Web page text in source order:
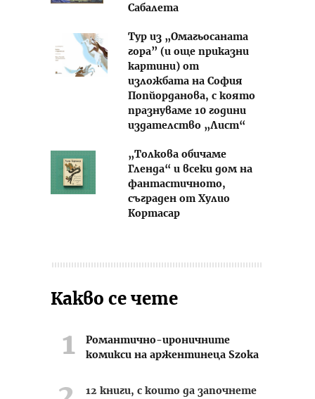
Сабалета
Тур из „Омагьосаната
гора” (и още приказни
картини) от
изложбата на София
Попйорданова, с която
празнуваме 10 години
издателство „Лист“
„Толкова обичаме
Гленда“ и всеки дом на
фантастичното,
съграден от Хулио
Кортасар
Какво се чете
Романтично-ироничните
комикси на аржентинеца Szoka
12 книги, с които да започнете